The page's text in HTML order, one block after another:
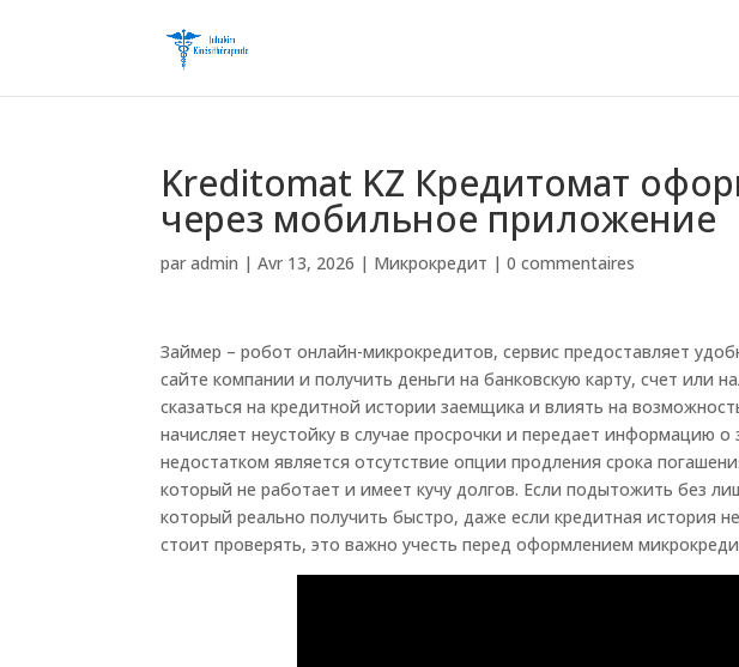
Kreditomat KZ Кредитомат
через мобильное приложение
paradmin |Avr 13, 2026 | Микрокредит |0 commentaires
Займер – робот онлайн-микрокредитов, сервис предоставляет
сайте компании и получить деньги на банковскую карту, счет или
сказаться на кредитной истории заемщика и влиять на
начисляет неустойку в случае просрочки и передает информацию
недостатком является отсутствие опции продления срока
который не работает и имеет кучу долгов. Если подытожить без
который реально получить быстро, даже если кредитная история
стоит проверять, это важно учесть перед оформлением